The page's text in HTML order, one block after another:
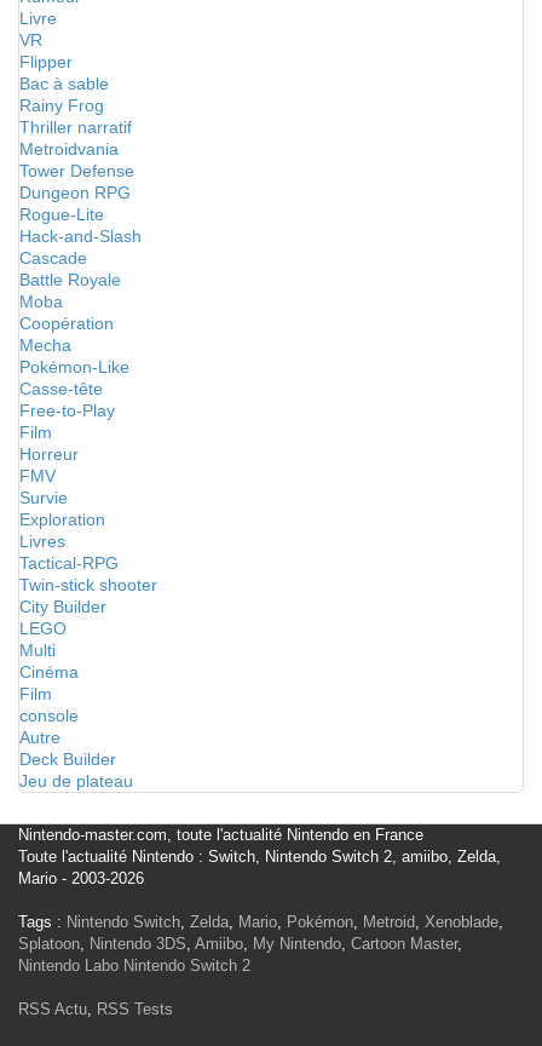
Livre
VR
Flipper
Bac à sable
Rainy Frog
Thriller narratif
Metroidvania
Tower Defense
Dungeon RPG
Rogue-Lite
Hack-and-Slash
Cascade
Battle Royale
Moba
Coopération
Mecha
Pokémon-Like
Casse-tête
Free-to-Play
Film
Horreur
FMV
Survie
Exploration
Livres
Tactical-RPG
Twin-stick shooter
City Builder
LEGO
Multi
Cinéma
Film
console
Autre
Deck Builder
Jeu de plateau
Nintendo-master.com, toute l'actualité Nintendo en France
Toute l'actualité Nintendo : Switch, Nintendo Switch 2, amiibo, Zelda,
Mario - 2003-2026
Tags : Nintendo Switch, Zelda, Mario, Pokémon, Metroid, Xenoblade,
Splatoon, Nintendo 3DS, Amiibo, My Nintendo, Cartoon Master,
Nintendo Labo Nintendo Switch 2
RSS Actu, RSS Tests